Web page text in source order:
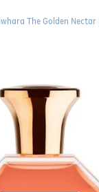
The Golden Nectar